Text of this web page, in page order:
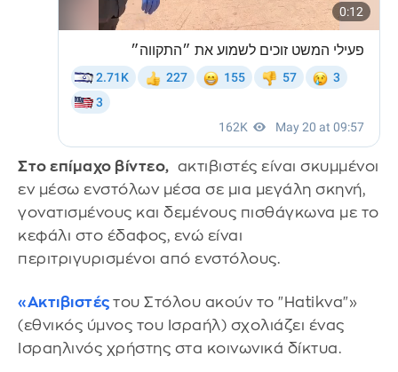
Στο επίμαχο βίντεο, ακτιβιστές είναι σκυμμένοι
εν μέσω ενστόλων μέσα σε μια μεγάλη σκηνή,
γονατισμένους και δεμένους πισθάγκωνα με το
κεφάλι στο έδαφος, ενώ είναι
περιτριγυρισμένοι από ενστόλους.
«Ακτιβιστές του Στόλου ακούν το "Hatikva"»
(εθνικός ύμνος του Ισραήλ) σχολιάζει ένας
Ισραηλινός χρήστης στα κοινωνικά δίκτυα.